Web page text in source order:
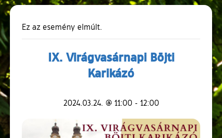
Ez az esemény elmúlt.
IX. Virágvasárnapi Böjti
Karikázó
2024.03.24. @ 11:00- 12:00